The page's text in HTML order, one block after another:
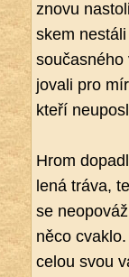
znovu
skem
jo­va­li pro
kteří
Hrom
le­ná tráva,
se
něco
celou svou